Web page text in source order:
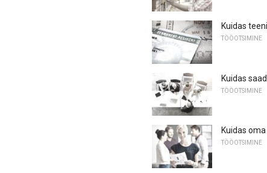
Kuidas
TÖÖOTSIMINE
Kuidas
TÖÖOTSIMINE
Kuidas
TÖÖOTSIMINE